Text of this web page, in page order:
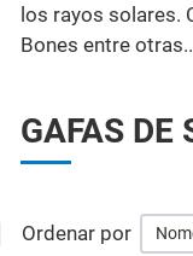
los rayos solares.
Bones entre
GAFAS DE
Ordenar por